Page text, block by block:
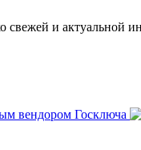
свежей и актуальной